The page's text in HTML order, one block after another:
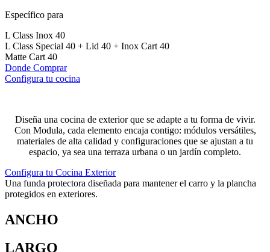
Específico para
L Class Inox 40
L Class Special 40 + Lid 40 + Inox Cart 40
Matte Cart 40
Donde Comprar
Configura tu cocina
Diseña una cocina de exterior que se adapte a tu forma de vivir.
Con Modula, cada elemento encaja contigo: módulos versátiles,
materiales de alta calidad y configuraciones que se ajustan a tu
espacio, ya sea una terraza urbana o un jardín completo.
Configura tu Cocina Exterior
Una funda protectora diseñada para mantener el carro y la plancha
protegidos en exteriores.
ANCHO
LARGO